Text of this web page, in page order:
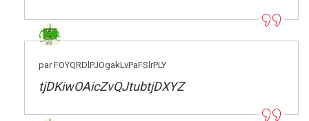
par FOYQRDlPJOgakLvPaFSlrPLY
tjDKiwOAicZvQJtubtjDXYZ